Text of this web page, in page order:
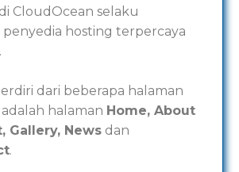
CloudOcean selaku
penyedia hosting terpercaya
dari beberapa halaman
halaman Home, About
Gallery, News dan
.